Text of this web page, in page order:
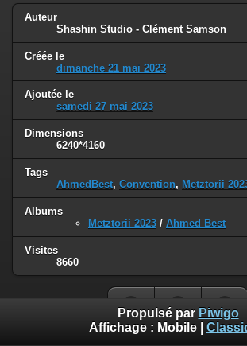
Auteur
Shashin Studio - Clément Samson
Créée le
dimanche 21 mai 2023
Ajoutée le
samedi 27 mai 2023
Dimensions
6240*4160
Tags
AhmedBest, Convention, Metztorii
Albums
Metztorii 2023 / Ahmed Best
Visites
8660
Propulsé par Piwigo
Affichage : Mobile